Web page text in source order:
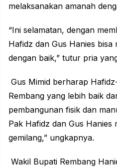
melaksanakan amanah
“Ini selamatan, dengan
Hafidz dan Gus Hanies bisa
dengan baik,” tutur pria
Gus Mimid berharap
Rembang yang lebih baik
pembangunan fisik dan
Pak Hafidz dan Gus Hanies
gemilang,” ungkapnya.
Wakil Bupati Rembang